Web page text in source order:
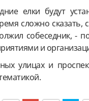
елки будут
сложно сказать,
собеседник, -
и
улицах и